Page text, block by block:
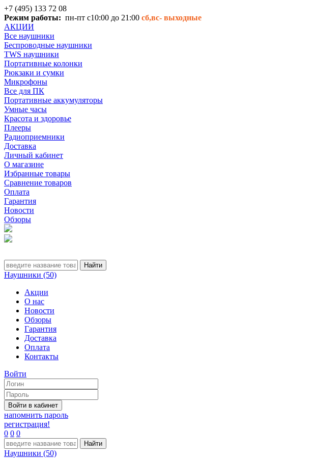
+7 (495) 133 72 08
Режим работы: пн-пт с10:00 до 21:00 сб,вс- выходные
АКЦИИ
Все наушники
Беспроводные наушники
TWS наушники
Портативные колонки
Рюкзаки и сумки
Микрофоны
Все для ПК
Портативные аккумуляторы
Умные часы
Красота и здоровье
Плееры
Радиоприемники
Доставка
Личный кабинет
О магазине
Избранные товары
Сравнение товаров
Оплата
Гарантия
Новости
Обзоры
Наушники (50)
Акции
О нас
Новости
Обзоры
Гарантия
Доставка
Оплата
Контакты
Войти
напомнить пароль
регистрация!
0 0 0
Наушники (50)